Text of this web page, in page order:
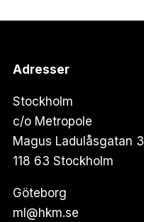
Adresser
Stockholm
c/o Metropole
Magus Ladulåsgatan 3
118 63 Stockholm
Göteborg
ml@hkm.se